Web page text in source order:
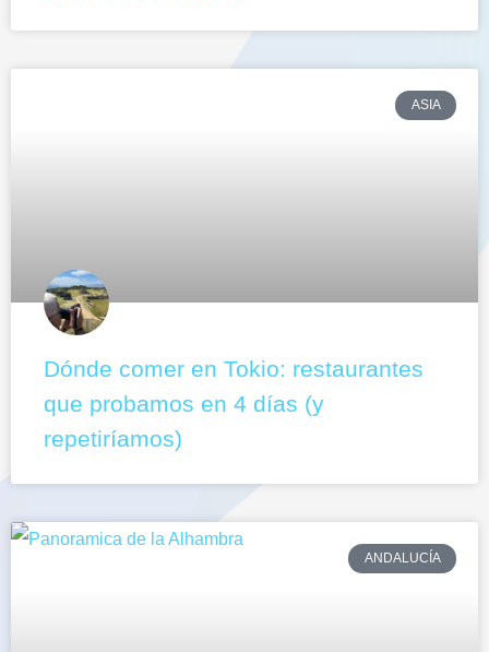
ASIA
Dónde comer en Tokio: restaurantes
que probamos en 4 días (y
repetiríamos)
ANDALUCÍA